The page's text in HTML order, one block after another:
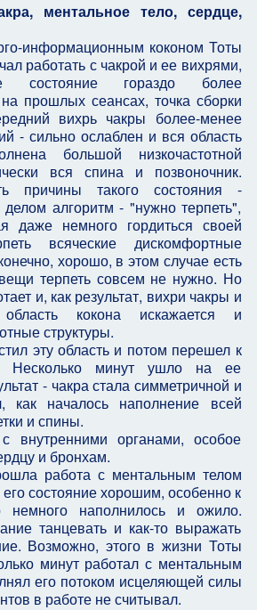
ментальное тело, сердце,
информационным коконом Тоты
работать с чакрой и ее вихрями,
состояние гораздо более
прошлых сеансах, точка сборки
вихрь чакры более-менее
- сильно ослаблен и вся область
большой низкочастотной
вся спина и позвоночник.
причины такого состояния -
алгоритм - "нужно терпеть",
даже немного гордиться своей
всяческие дискомфортные
хорошо, в этом случае есть
терпеть совсем не нужно. Но
и, как результат, вихри чакры и
область кокона искажается и
структуры.
эту область и потом перешел к
Несколько минут ушло на ее
- чакра стала симметричной и
как началось наполнение всей
и спины.
внутренними органами, особое
и бронхам.
работа с ментальным телом
состояние хорошим, особенно к
немного наполнилось и ожило.
танцевать и как-то выражать
Возможно, этого в жизни Тоты
минут работал с ментальным
его потоком исцеляющей силы
в работе не считывал.